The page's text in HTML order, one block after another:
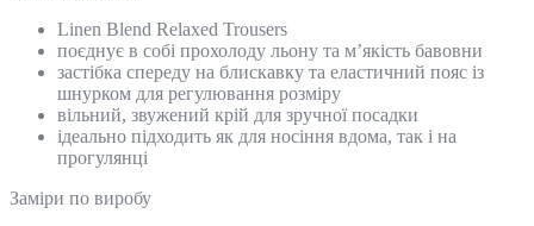
Linen Blend Relaxed Trousers
поєднує в собі прохолоду льону та м’якість бавовни
застібка спереду на блискавку та еластичний пояс із
шнурком для регулювання розміру
вільний, звужений крій для зручної посадки
ідеально підходить як для носіння вдома, так і на
прогулянці
Замiри по виробу